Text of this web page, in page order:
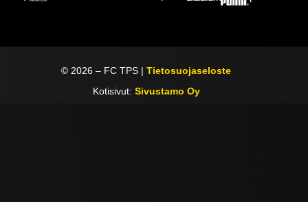
© 2026 – FC TPS |Tietosuojaseloste
Kotisivut: Sivustamo Oy